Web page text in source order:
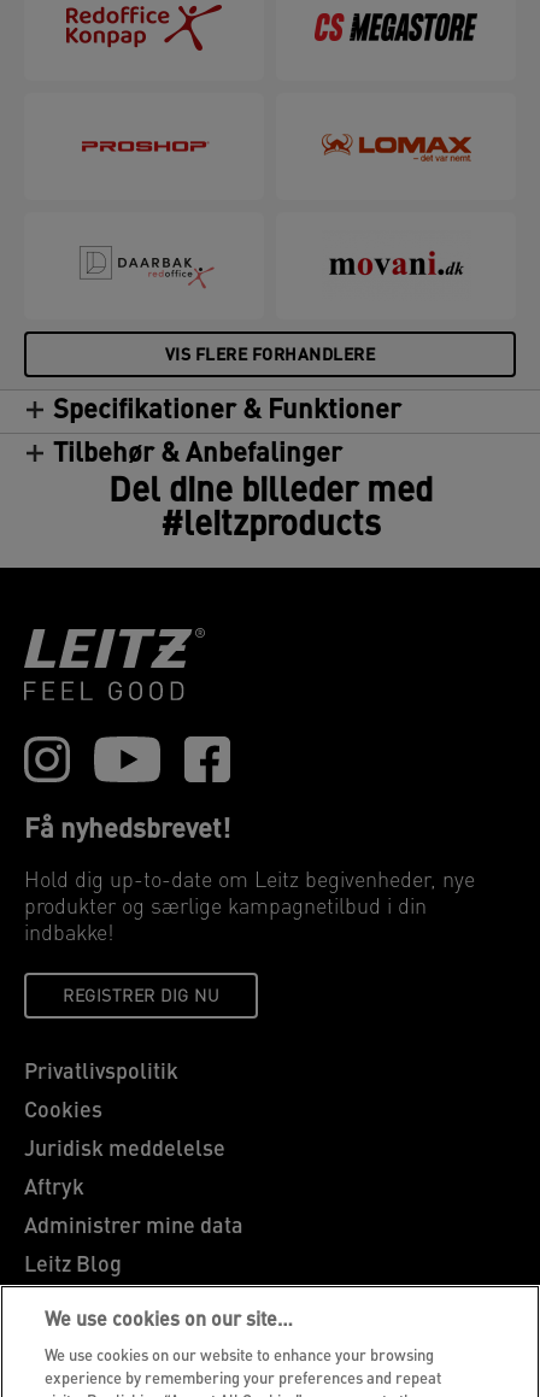
VIS FLERE FORHANDLERE
Specifikationer & Funktioner
Tilbehør & Anbefalinger
Del dine billeder med
#leitzproducts
Få nyhedsbrevet!
Hold dig up-to-date om Leitz begivenheder, nye
produkter og særlige kampagnetilbud i din
indbakke!
REGISTRER DIG NU
Privatlivspolitik
Cookies
Juridisk meddelelse
Aftryk
Administrer mine data
Leitz Blog
Kundesupport
We use cookies on our site…
We use cookies on our website to enhance your browsing
experience by remembering your preferences and repeat